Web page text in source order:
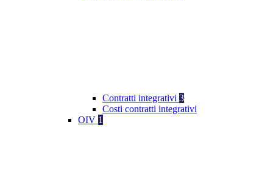
Contratti integrativi 3
Costi contratti integrativi
OIV 1